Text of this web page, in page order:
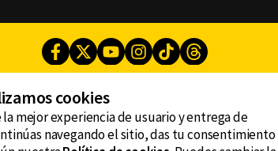
Facebook
TwitterYoutubeInstagram
TikTokThreads
CONTACTO
AVISO DE PRIVACIDAD
AVISO LEGAL
DEFENSORÍA DE LAS AUDIENCIAS
cookies
mejor experiencia de usuario y entrega de
navegando el sitio, das tu consentimiento